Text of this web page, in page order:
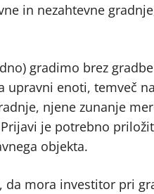
in nezahtevne
gradimo brez
upravni enoti, temveč
njene zunanje
je potrebno
objekta.
da mora investitor pri